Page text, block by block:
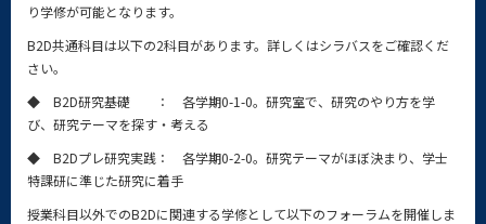
り学修が可能となります。
B2D共通科目は以下の2科目があります。詳しくはシラバスをご確認くだ
さい。
◆ B2D研究基礎 ： 各学期0-1-0。研究室で、研究のやり方を学
び、研究テーマを探す・考える
◆ B2Dプレ研究実践： 各学期0-2-0。研究テーマがほぼ決まり、学士
特課研に準じた研究に着手
授業科目以外でのB2Dに関連する学修として以下のフォーラムを開催しま